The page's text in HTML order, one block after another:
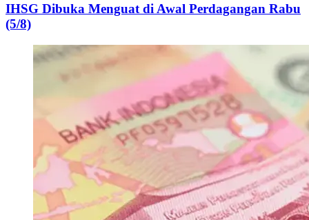
IHSG Dibuka Menguat di Awal Perdagangan Rabu
(5/8)